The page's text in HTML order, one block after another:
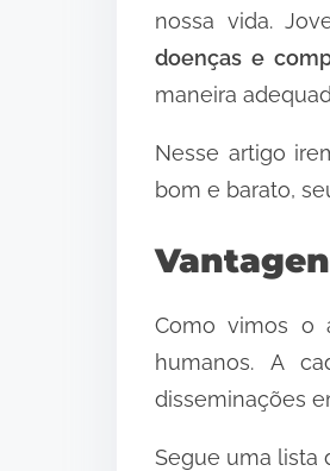
nossa vida.
doenças e
maneira
Nesse artigo
bom e barato,
Como vimos o
humanos. A
disseminações
Segue uma lista